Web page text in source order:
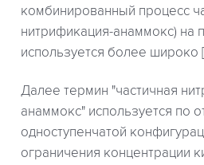
комбинированный процесс
нитрификация-анаммокс) на
используется более широко
Далее термин "частичная
анаммокс" используется по
одноступенчатой
ограничения концентрации